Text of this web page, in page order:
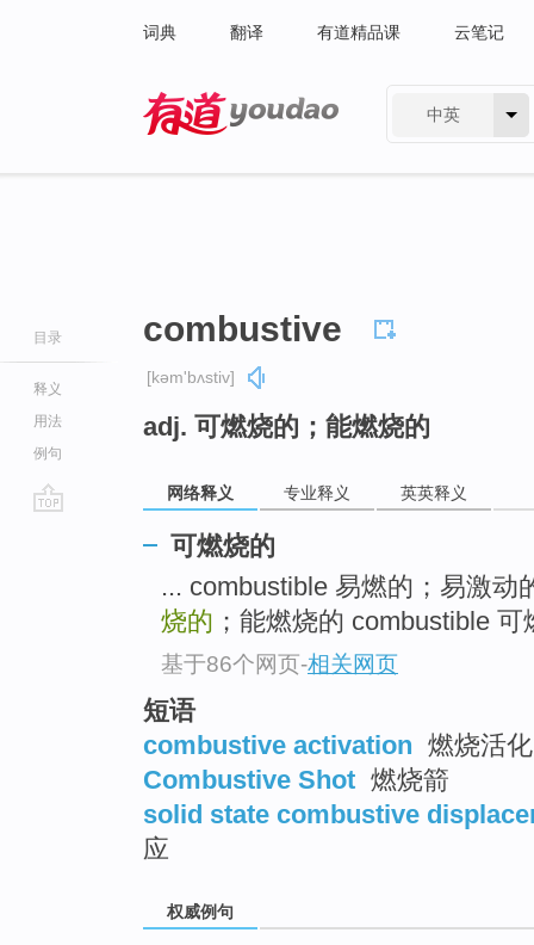
词典 翻译 有道精品课 云笔记
中英
目录
释义
用法
例句
combustive
[kəm'bʌstiv]
adj. 可燃烧的；能燃烧的
网络释义 专业释义 英英释义
可燃烧的
... combustible 易燃的；易激动
烧的 ；能燃烧的 combustible
基于86个网页-相关网页
短语
combustive activation 燃烧活化
Combustive Shot 燃烧箭
solid state combustive
应
权威例句